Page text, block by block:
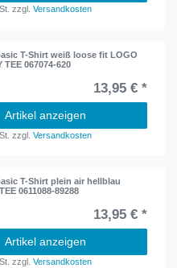
zzgl.Versandkosten
T-Shirt weiß loose fit LOGO
TEE 067074-620
13,95 € *
Artikel anzeigen
zzgl.Versandkosten
T-Shirt plein air hellblau
0611088-89288
13,95 € *
Artikel anzeigen
zzgl.Versandkosten